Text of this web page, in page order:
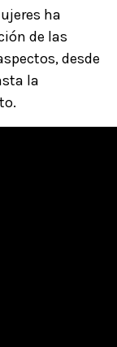
ha
de las
desde
la